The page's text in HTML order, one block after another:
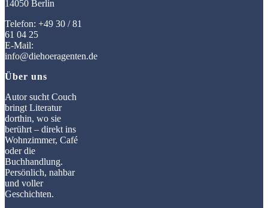
14050 Berlin
Telefon: +49 30 / 81
61 04 25
E-Mail:
info@diehoeragenten.de
Über uns
Autor sucht Couch
bringt Literatur
dorthin, wo sie
berührt – direkt ins
Wohnzimmer, Café
oder die
Buchhandlung.
Persönlich, nahbar
und voller
Geschichten.